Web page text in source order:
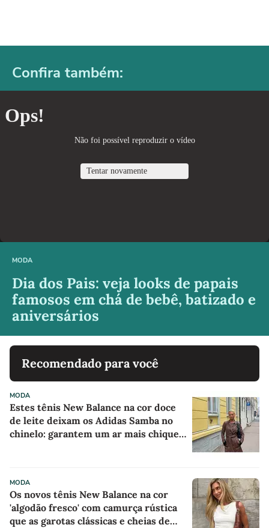
Confira também:
MODA
Dia dos Pais: veja looks de papais
famosos em chá de bebê, batizado e
aniversários
Recomendado para você
MODA
Estes tênis New Balance na cor doce
de leite deixam os Adidas Samba no
chinelo: garantem um ar mais chique e
MODA
Os novos tênis New Balance na cor
'algodão fresco' com camurça rústica
que as garotas clássicas e cheias de